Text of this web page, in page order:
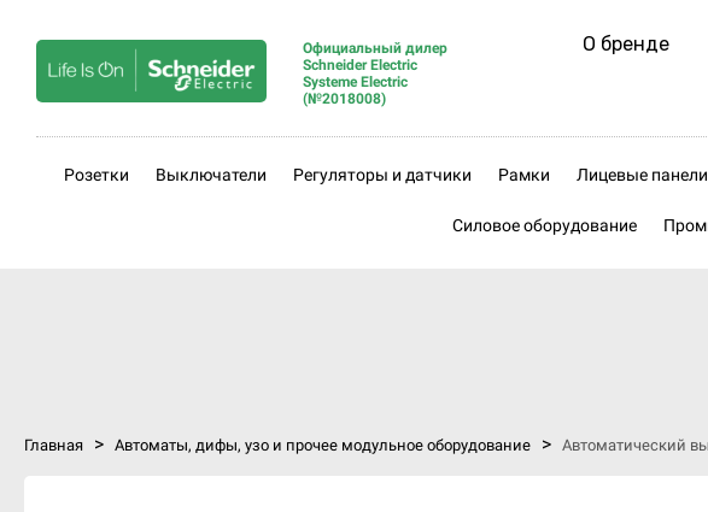
Официальный дилер
Schneider Electric
Systeme Electric
(№2018008)
О бренде
Розетки Выключатели Регуляторы и датчики Рамки Лицевые
Силовое оборудование
Главная > Автоматы, дифы, узо и прочее модульное оборудование > Автоматический